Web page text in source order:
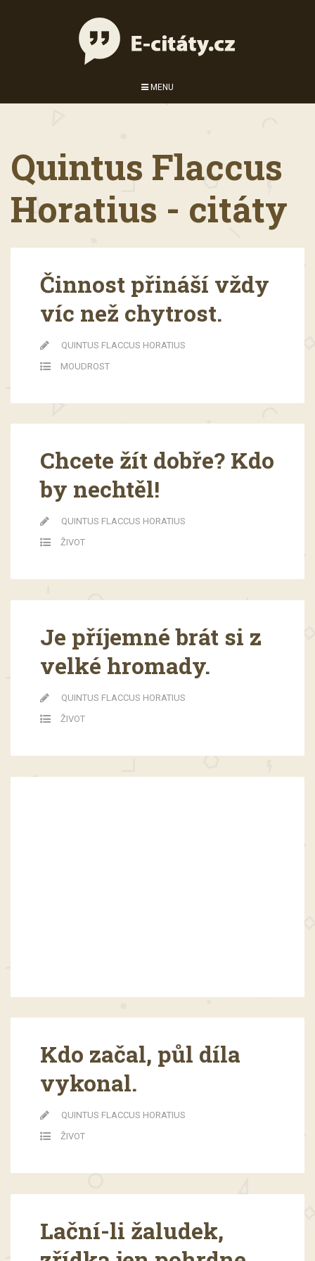
MENU
Quintus Flaccus
Horatius - citáty
Činnost přináší vždy
víc než chytrost.
QUINTUS FLACCUS HORATIUS
MOUDROST
Chcete žít dobře? Kdo
by nechtěl!
QUINTUS FLACCUS HORATIUS
ŽIVOT
Je příjemné brát si z
velké hromady.
QUINTUS FLACCUS HORATIUS
ŽIVOT
Kdo začal, půl díla
vykonal.
QUINTUS FLACCUS HORATIUS
ŽIVOT
Lační-li žaludek,